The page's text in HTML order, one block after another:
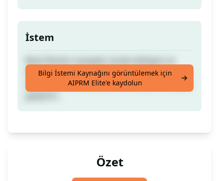
İstem
kullanıma hazır YouTube senaryolarına
dönüştürerek video içerik stratejinizi kolayca
Bilgi İstemi Kaynağını görüntülemek için
AIPRM Elite'e kaydolun
Özet